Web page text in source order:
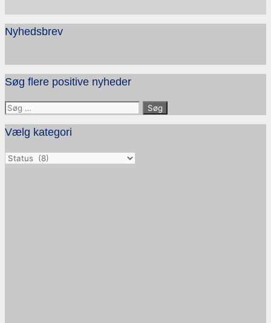
Nyhedsbrev
Søg flere positive nyheder
Søg
efter:
Vælg kategori
Vælg